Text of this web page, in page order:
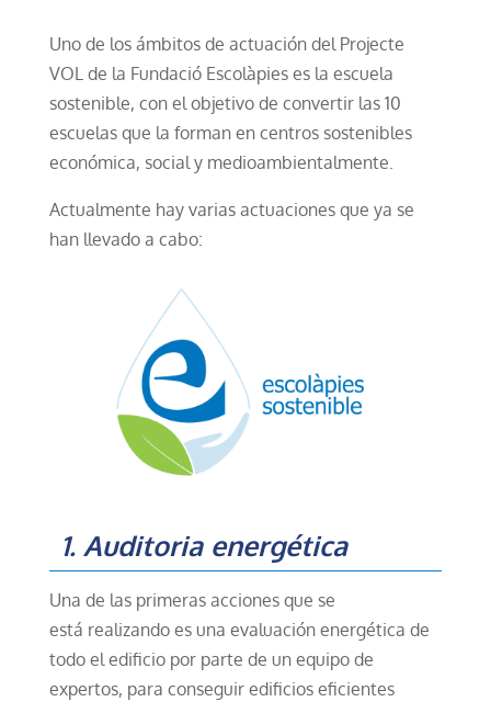
Uno de los ámbitos de actuación del Projecte
VOL de la Fundació Escolàpies es la escuela
sostenible, con el objetivo de convertir las 10
escuelas que la forman en centros sostenibles
económica, social y medioambientalmente.
Actualmente hay varias actuaciones que ya se
han llevado a cabo:
1. Auditoria energética
Una de las primeras acciones que se
está realizandoes una evaluación energética de
todo el edificio por parte de un equipo de
expertos, para conseguiredificios eficientes